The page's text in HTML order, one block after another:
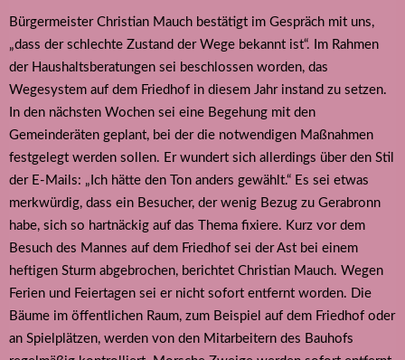
Bürgermeister Christian Mauch bestätigt im Gespräch mit uns,
„dass der schlechte Zustand der Wege bekannt ist“. Im Rahmen
der Haushaltsberatungen sei beschlossen worden, das
Wegesystem auf dem Friedhof in diesem Jahr instand zu setzen.
In den nächsten Wochen sei eine Begehung mit den
Gemeinderäten geplant, bei der die notwendigen Maßnahmen
festgelegt werden sollen. Er wundert sich allerdings über den Stil
der E-Mails: „Ich hätte den Ton anders gewählt.“ Es sei etwas
merkwürdig, dass ein Besucher, der wenig Bezug zu Gerabronn
habe, sich so hartnäckig auf das Thema fixiere. Kurz vor dem
Besuch des Mannes auf dem Friedhof sei der Ast bei einem
heftigen Sturm abgebrochen, berichtet Christian Mauch. Wegen
Ferien und Feiertagen sei er nicht sofort entfernt worden. Die
Bäume im öffentlichen Raum, zum Beispiel auf dem Friedhof oder
an Spielplätzen, werden von den Mitarbeitern des Bauhofs